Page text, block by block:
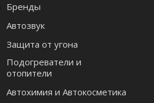
Бренды
Автозвук
Защита от угона
Подогреватели и
отопители
Автохимия и Автокосметика